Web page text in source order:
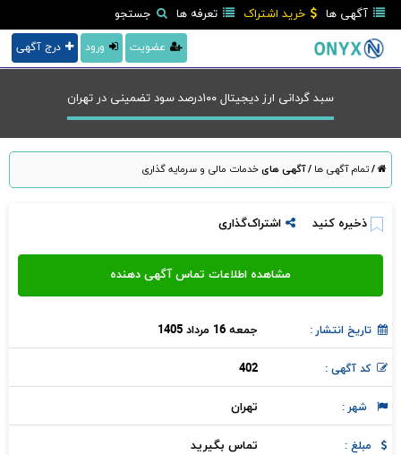
آگهی ها خرید اشتراک تعرفه ها جستجو
درج آگهی ورود عضویت
سبد گردانی ارز دیجیتال ۱۰۰درصد سود تضمینی در تهران
/تمام آگهی ها /آگهی هایخدمات مالی و سرمایه گذاری
ذخیره کنید اشتراک‌گذاری
تاریخ انتشار : جمعه 16 مرداد 1405
کد آگهی : 402
شهر : تهران
مبلغ : تماس بگیرید